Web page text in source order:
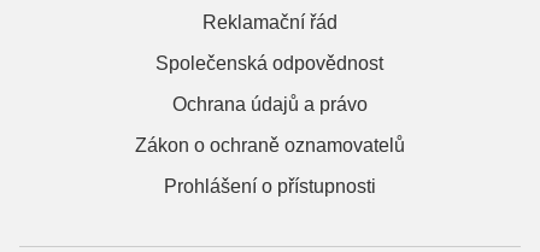
Reklamační řád
Společenská odpovědnost
Ochrana údajů a právo
Zákon o ochraně oznamovatelů
Prohlášení o přístupnosti